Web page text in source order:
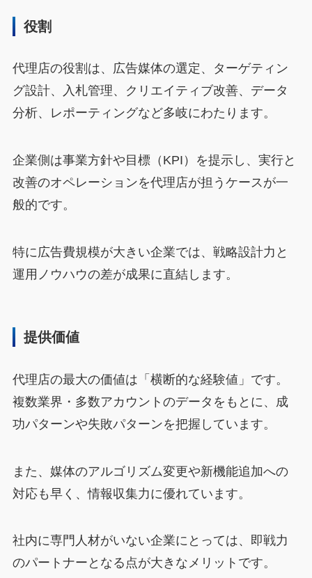
役割
代理店の役割は、広告媒体の選定、ターゲティン
グ設計、入札管理、クリエイティブ改善、データ
分析、レポーティングなど多岐にわたります。
企業側は事業方針や目標（KPI）を提示し、実行と
改善のオペレーションを代理店が担うケースが一
般的です。
特に広告費規模が大きい企業では、戦略設計力と
運用ノウハウの差が成果に直結します。
提供価値
代理店の最大の価値は「横断的な経験値」です。
複数業界・多数アカウントのデータをもとに、成
功パターンや失敗パターンを把握しています。
また、媒体のアルゴリズム変更や新機能追加への
対応も早く、情報収集力に優れています。
社内に専門人材がいない企業にとっては、即戦力
のパートナーとなる点が大きなメリットです。